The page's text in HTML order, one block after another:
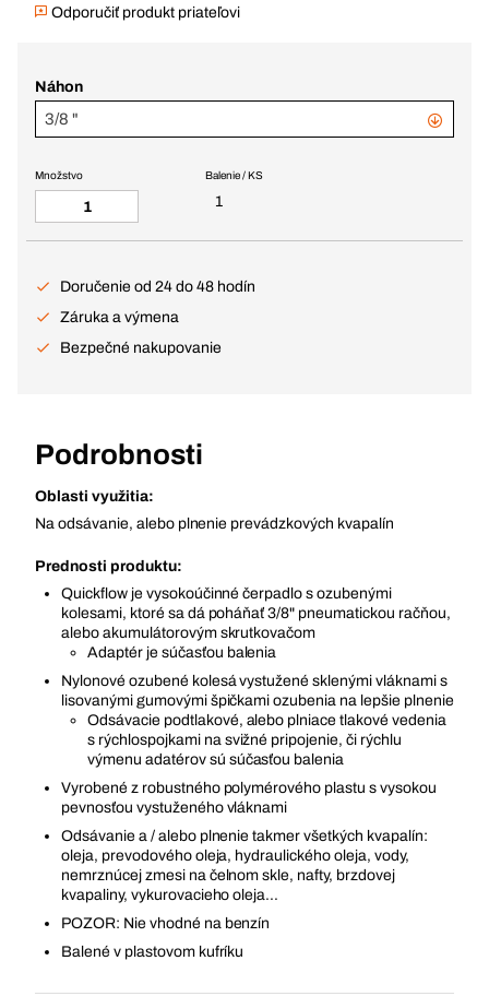
Odporučiť produkt priateľovi
Náhon
3/8 "
Balenie / KS
1
Množstvo
Doručenie od 24 do 48 hodín
Záruka a výmena
Bezpečné nakupovanie
Podrobnosti
Oblasti využitia:
Na odsávanie, alebo plnenie prevádzkových kvapalín
Prednosti produktu:
Quickflow je vysokoúčinné čerpadlo s ozubenými
kolesami, ktoré sa dá poháňať 3/8" pneumatickou račňou,
alebo akumulátorovým skrutkovačom
Adaptér je súčasťou balenia
Nylonové ozubené kolesá vystužené sklenými vláknami s
lisovanými gumovými špičkami ozubenia na lepšie plnenie
Odsávacie podtlakové, alebo plniace tlakové vedenia
s rýchlospojkami na svižné pripojenie, či rýchlu
výmenu adatérov sú súčasťou balenia
Vyrobené z robustného polymérového plastu s vysokou
pevnosťou vystuženého vláknami
Odsávanie a / alebo plnenie takmer všetkých kvapalín:
oleja, prevodového oleja, hydraulického oleja, vody,
nemrznúcej zmesi na čelnom skle, nafty, brzdovej
kvapaliny, vykurovacieho oleja...
POZOR: Nie vhodné na benzín
Balené v plastovom kufríku